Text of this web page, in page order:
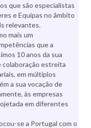
que são especialistas
e Equipas no âmbito
relevantes.
mais um
que a
10 anos da sua
colaboração estreita
em múltiplos
a sua vocação de
às empresas
em diferentes
se a Portugal com o